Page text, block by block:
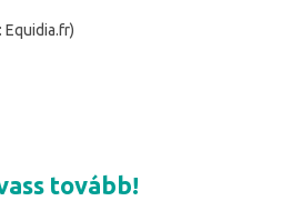
Equidia.fr)
tovább!